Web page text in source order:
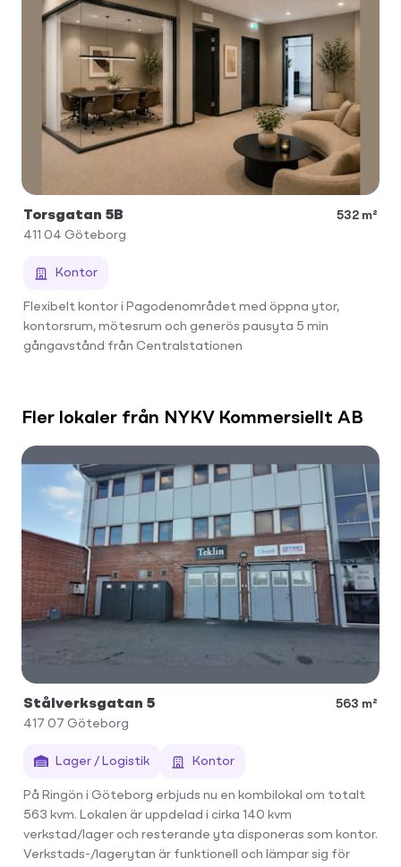
Torsgatan 5B
532 m²
411 04 Göteborg
Kontor
Flexibelt kontor i Pagodenområdet med öppna ytor,
kontorsrum, mötesrum och generös pausyta 5 min
gångavstånd från Centralstationen
Fler lokaler från NYKV Kommersiellt AB
Stålverksgatan 5
563 m²
417 07 Göteborg
Lager / Logistik Kontor
På Ringön i Göteborg erbjuds nu en kombilokal om totalt
563 kvm. Lokalen är uppdelad i cirka 140 kvm
verkstad/lager och resterande yta disponeras som kontor.
Verkstads-/lagerytan är funktionell och lämpar sig för